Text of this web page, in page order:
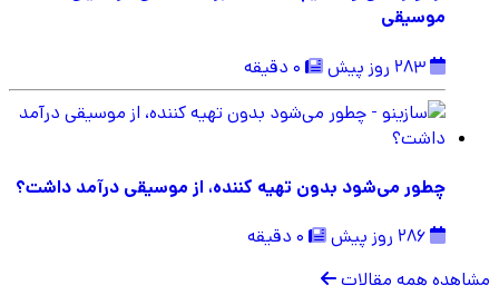
موسیقی
چطور می‌شود بدون تهیه کننده، از موسیقی درآمد داشت؟
مشاهده همه مقالات